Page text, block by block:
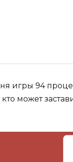
игры 94
может